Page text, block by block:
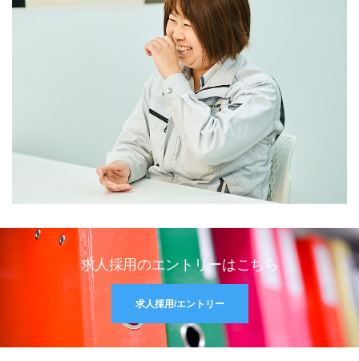
求人採用のエントリーはこちら
求⼈採⽤/エントリー